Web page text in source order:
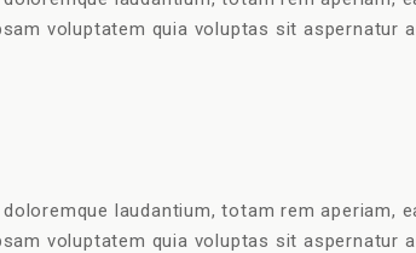
voluptatem quia voluptas sit aspernatur
laudantium, totam rem aperiam,
voluptatem quia voluptas sit aspernatur